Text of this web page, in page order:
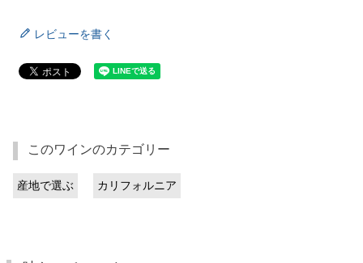
レビューを書く
このワインのカテゴリー
産地で選ぶ カリフォルニア